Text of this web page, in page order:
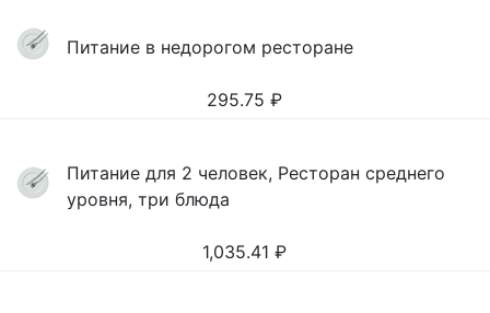
Питание в недорогом ресторане
295.75 ₽
Питание для 2 человек, Ресторан среднего
уровня, три блюда
1,035.41 ₽